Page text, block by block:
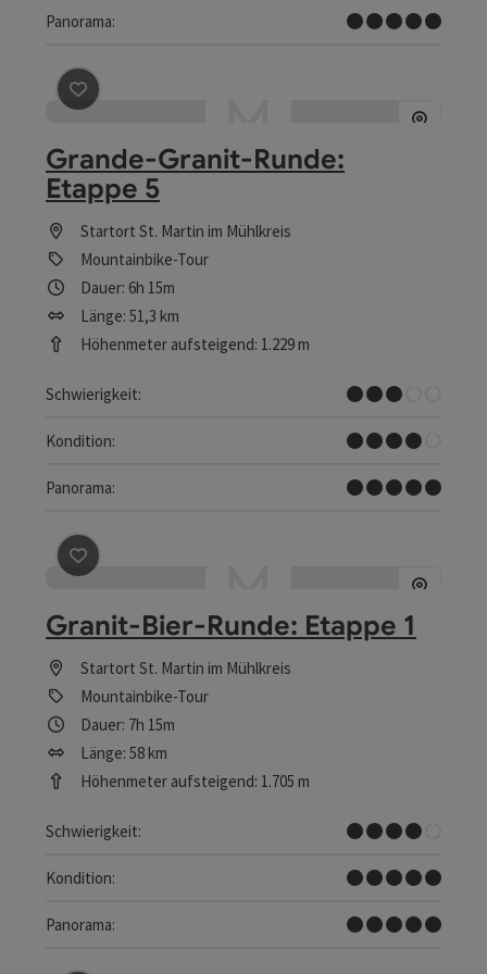
Panorama:
Traumtour
Beitrag merken : Grande-Granit-Runde: Etappe 5
Grande-Granit-Runde:
Etappe 5
Startort St. Martin im Mühlkreis
Mountainbike-Tour
Dauer: 6h 15m
Länge: 51,3 km
Höhenmeter aufsteigend: 1.229 m
Schwierigkeit:
Mittel
Kondition:
Schwer
Panorama:
Traumtour
Beitrag merken
Granit-Bier-Runde: Etappe 1
Startort St. Martin im Mühlkreis
Mountainbike-Tour
Dauer: 7h 15m
Länge: 58 km
Höhenmeter aufsteigend: 1.705 m
Schwierigkeit:
Schwer
Kondition:
Sehr schwer
Panorama:
Traumtour